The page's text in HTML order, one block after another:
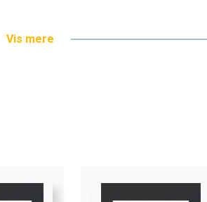
Vis mere